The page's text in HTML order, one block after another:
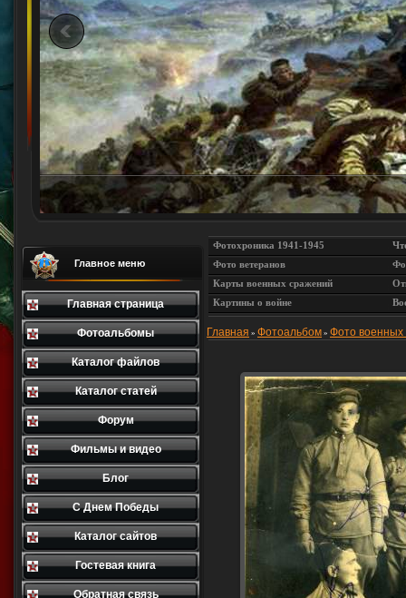
Главное меню
Главная страница
Фотоальбомы
Каталог файлов
Каталог статей
Форум
Фильмы и видео
Блог
С Днем Победы
Каталог сайтов
Гостевая книга
Обратная связь
Фотохроника 1941-1945
Фото ветеранов
Карты военных сражений
Картины о войне
Главная » Фотоальбом » Фото военных